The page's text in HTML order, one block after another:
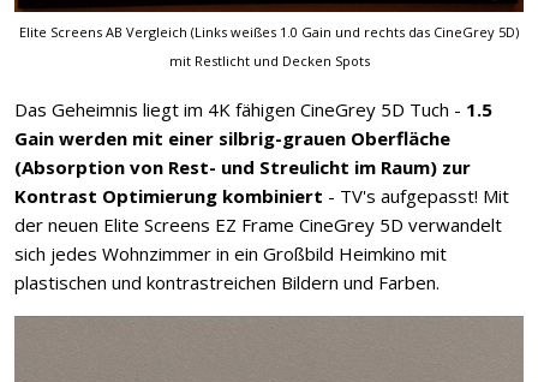
Elite Screens AB Vergleich (Links weißes 1.0 Gain und rechts das CineGrey 5D)
mit Restlicht und Decken Spots
Das Geheimnis liegt im 4K fähigen CineGrey 5D Tuch - 1.5
Gain werden mit einer silbrig-grauen Oberfläche
(Absorption von Rest- und Streulicht im Raum) zur
Kontrast Optimierung kombiniert - TV's aufgepasst! Mit
der neuen Elite Screens EZ Frame CineGrey 5D verwandelt
sich jedes Wohnzimmer in ein Großbild Heimkino mit
plastischen und kontrastreichen Bildern und Farben.